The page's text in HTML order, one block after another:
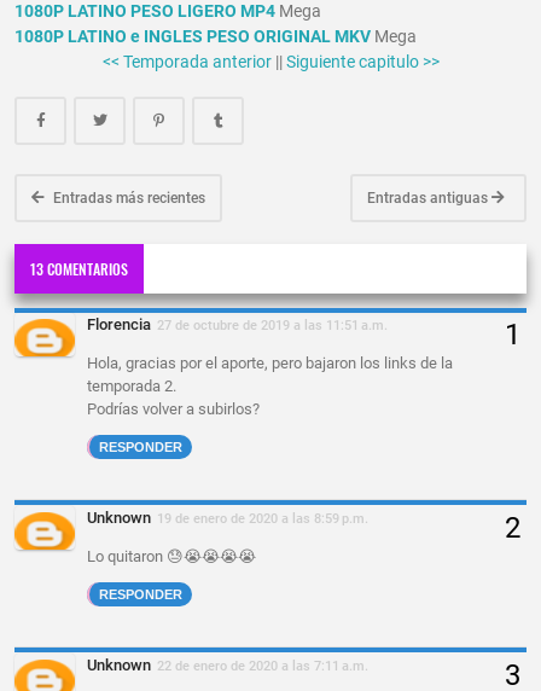
1080P LATINO PESO LIGERO MP4 Mega
1080P LATINO e INGLES PESO ORIGINAL MKV Mega
<< Temporada anterior||Siguiente capitulo >>
Entradas más recientes Entradas antiguas
13 COMENTARIOS
Florencia 27 de octubre de 2019 a las 11:51 a.m.
Hola, gracias por el aporte, pero bajaron los links de la
temporada 2.
Podrías volver a subirlos?
RESPONDER
Unknown 19 de enero de 2020 a las 8:59 p.m.
Lo quitaron 😓😭😭😭😭
RESPONDER
Unknown 22 de enero de 2020 a las 7:11 a.m.